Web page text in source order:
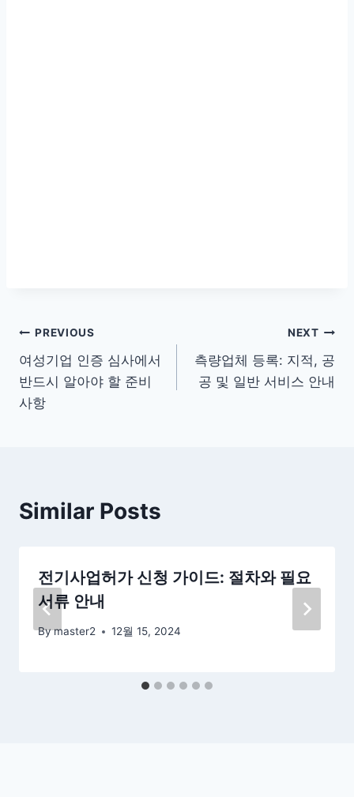
글
탐
색
PREVIOUS
여성기업 인증 심사에서
반드시 알아야 할 준비
사항
NEXT
측량업체 등록: 지적, 공
공 및 일반 서비스 안내
Similar Posts
전기사업허가 신청 가이드: 절차와 필요
서류 안내
Bymaster2 12월 15, 2024